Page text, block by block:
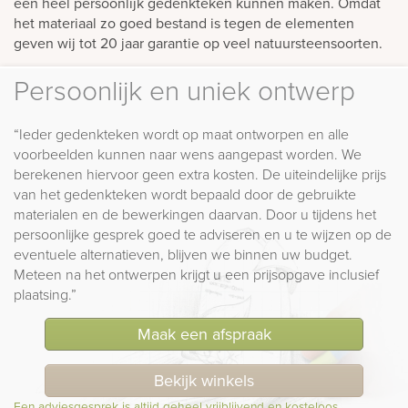
het materiaal zo goed bestand is tegen de elementen
geven wij tot 20 jaar garantie op veel natuursteensoorten.
Persoonlijk en uniek ontwerp
“Ieder gedenkteken wordt op maat ontworpen en alle
voorbeelden kunnen naar wens aangepast worden. We
berekenen hiervoor geen extra kosten. De uiteindelijke prijs
van het gedenkteken wordt bepaald door de gebruikte
materialen en de bewerkingen daarvan. Door u tijdens het
persoonlijke gesprek goed te adviseren en u te wijzen op de
eventuele alternatieven, blijven we binnen uw budget.
Meteen na het ontwerpen krijgt u een prijsopgave inclusief
plaatsing.”
Maak een afspraak
Bekijk winkels